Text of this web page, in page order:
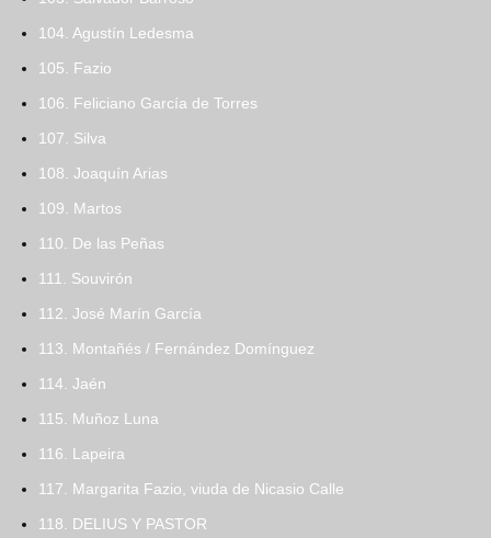
104. Agustín Ledesma
105. Fazio
106. Feliciano García de Torres
107. Silva
108. Joaquín Arias
109. Martos
110. De las Peñas
111. Souvirón
112. José Marín García
113. Montañés / Fernández Domínguez
114. Jaén
115. Muñoz Luna
116. Lapeira
117. Margarita Fazio, viuda de Nicasio Calle
118. DELIUS Y PASTOR